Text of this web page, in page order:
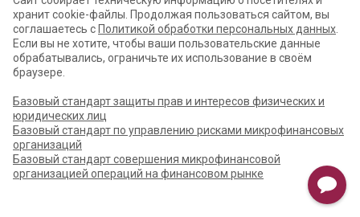
хранит cookie-файлы. Продолжая пользоваться сайтом, вы
соглашаетесь с Политикой обработки персональных данных
Если вы не хотите, чтобы ваши пользовательские данные
обрабатывались, ограничьте их использование в своём
браузере.
Базовый стандарт защиты прав и интересов физических и
юридических лиц
Базовый стандарт по управлению рисками микрофинансовых
организаций
Базовый стандарт совершения микрофинансовой
организацией операций на финансовом рынке